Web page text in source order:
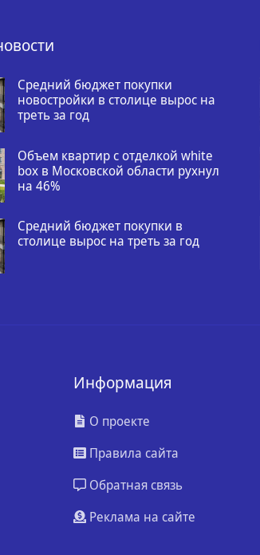
Средний бюджет покупки
новостройки в столице вырос на
треть за год
Объем квартир с отделкой white
box в Московской области рухнул
на 46%
Средний бюджет покупки в
столице вырос на треть за год
Информация
О проекте
Правила сайта
Обратная связь
Реклама на сайте